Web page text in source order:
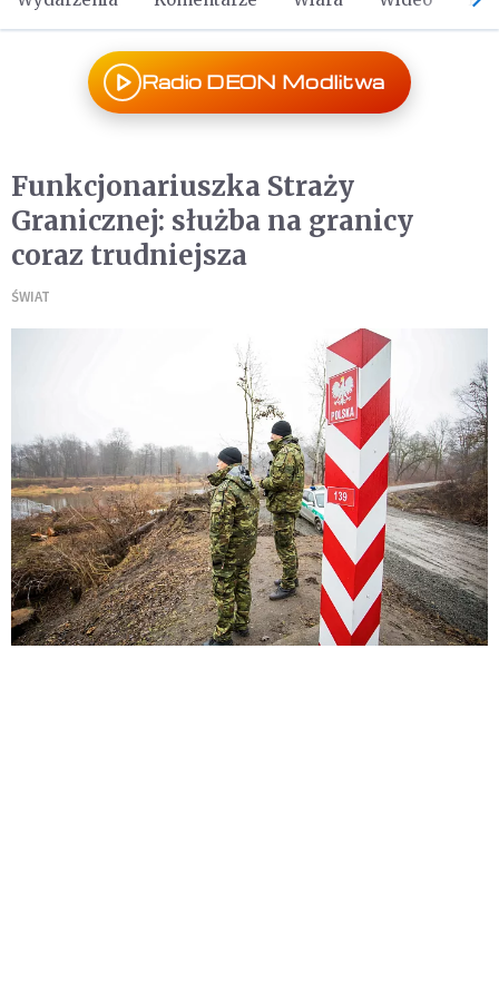
Radio DEON Modlitwa
Funkcjonariuszka Straży
Granicznej: służba na granicy
coraz trudniejsza
ŚWIAT